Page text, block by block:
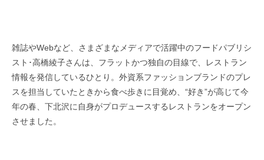
雑誌やWebなど、さまざまなメディアで活躍中のフードパブリシ
スト･高橋綾子さんは、フラットかつ独自の目線で、レストラン
情報を発信しているひとり。外資系ファッションブランドのプレ
スを担当していたときから食べ歩きに目覚め、“好き”が高じて今
年の春、下北沢に自身がプロデュースするレストランをオープン
させました。